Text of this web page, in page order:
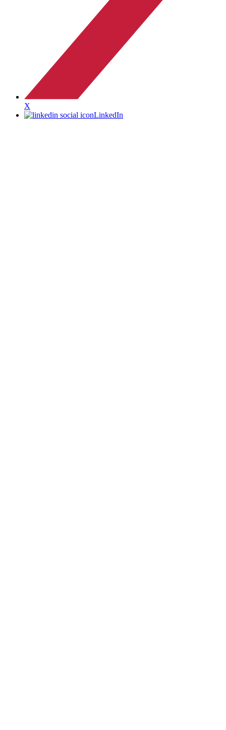
X
LinkedIn